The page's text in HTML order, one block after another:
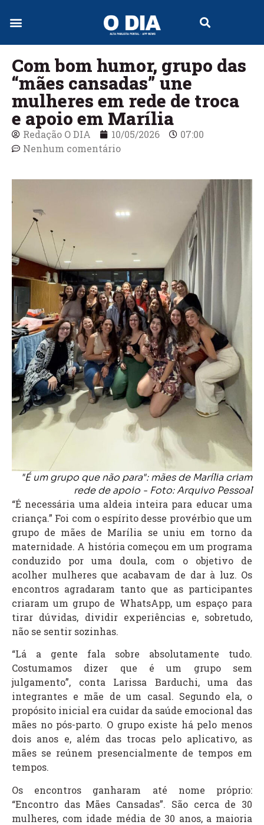
Com bom humor, grupo das
“mães cansadas” une
mulheres em rede de troca
e apoio em Marília
Redação O DIA 10/05/2026
07:00
Nenhum comentário
"É um grupo que não para": mães de Marília criam
rede de apoio - Foto: Arquivo Pessoal
“É necessária uma aldeia inteira para educar uma
criança.” Foi com o espírito desse provérbio que um
grupo de mães de Marília se uniu em torno da
maternidade. A história começou em um programa
conduzido por uma doula, com o objetivo de
acolher mulheres que acabavam de dar à luz. Os
encontros agradaram tanto que as participantes
criaram um grupo de WhatsApp, um espaço para
tirar dúvidas, dividir experiências e, sobretudo,
não se sentir sozinhas.
“Lá a gente fala sobre absolutamente tudo.
Costumamos dizer que é um grupo sem
julgamento”, conta Larissa Barduchi, uma das
integrantes e mãe de um casal. Segundo ela, o
propósito inicial era cuidar da saúde emocional das
mães no pós-parto. O grupo existe há pelo menos
dois anos e, além das trocas pelo aplicativo, as
mães se reúnem presencialmente de tempos em
tempos.
Os encontros ganharam até nome próprio:
“Encontro das Mães Cansadas”. São cerca de 30
mulheres, com idade média de 30 anos, a maioria